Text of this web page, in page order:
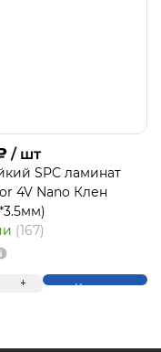
/ шт
SPC ламинат
4V Nano Клен
(167)
+ Купить